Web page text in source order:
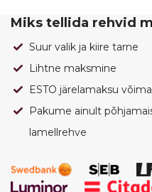
Miks tellida rehvid
Suur valik ja kiire tarne
Lihtne maksmine
ESTO järelamaksu
Pakume ainult
lamellrehve